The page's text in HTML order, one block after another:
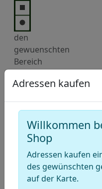
den
gewuenschten
Bereich
Karte.
fügen
diese
Auswahl
in den
Warenkorb
hinzu.
Adressen kaufen
Willkommen
Shop
Adressen kaufen
des gewünschten
auf der Karte.